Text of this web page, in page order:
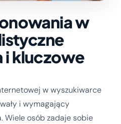
w
i kluczowe
w wyszukiwarce
i wymagający
Wiele osób zadaje sobie